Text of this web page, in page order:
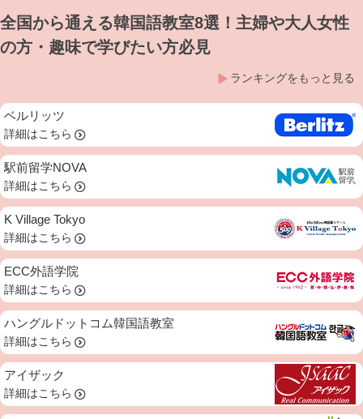
全国から通える韓国語教室8選！主婦や大人女性
の方・趣味で学びたい方必見
ランキングをもっと見る
ベルリッツ
詳細はこちら
駅前留学NOVA
詳細はこちら
K Village Tokyo
詳細はこちら
ECC外語学院
詳細はこちら
ハングルドットコム韓国語教室
詳細はこちら
アイザック
詳細はこちら